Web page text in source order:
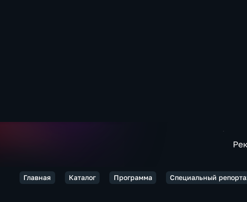
Главная Каталог Программа Специальный